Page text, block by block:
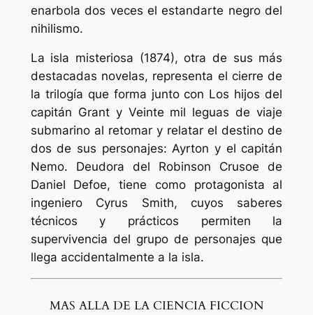
enarbola dos veces el estandarte negro del
nihilismo.
La isla misteriosa (1874), otra de sus más
destacadas novelas, representa el cierre de
la trilogía que forma junto con Los hijos del
capitán Grant y Veinte mil leguas de viaje
submarino al retomar y relatar el destino de
dos de sus personajes: Ayrton y el capitán
Nemo. Deudora del Robinson Crusoe de
Daniel Defoe, tiene como protagonista al
ingeniero Cyrus Smith, cuyos saberes
técnicos y prácticos permiten la
supervivencia del grupo de personajes que
llega accidentalmente a la isla.
MAS ALLA DE LA CIENCIA FICCION